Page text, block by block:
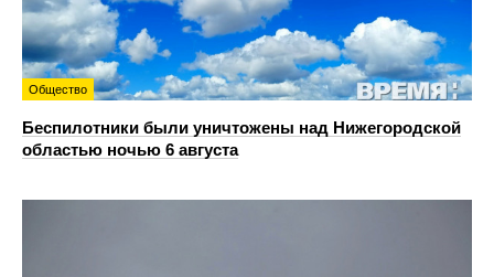
Общество
Беспилотники были уничтожены над Нижегородской
областью ночью 6 августа